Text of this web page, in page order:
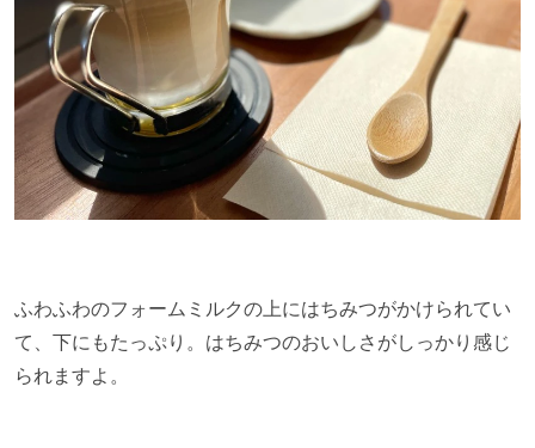
ふわふわのフォームミルクの上にはちみつがかけられてい
て、下にもたっぷり。はちみつのおいしさがしっかり感じ
られますよ。